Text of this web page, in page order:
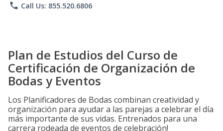
phone Call Us: 855.520.6806
Plan de Estudios del Curso de
Certificación de Organización de
Bodas y Eventos
Los Planificadores de Bodas combinan creatividad y
organización para ayudar a las parejas a celebrar el día
más importante de sus vidas. Entrenados para una
carrera rodeada de eventos de celebración!